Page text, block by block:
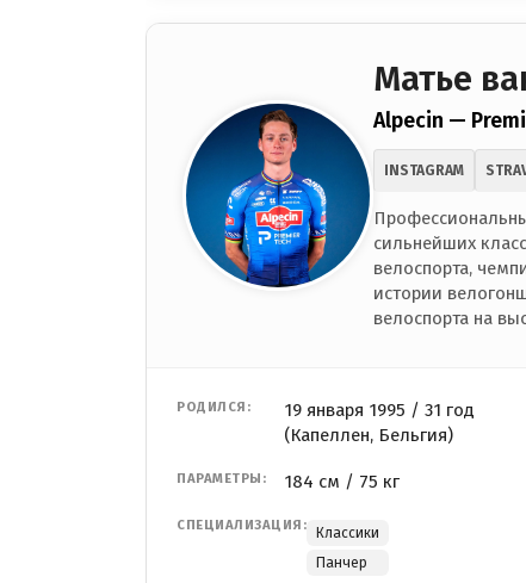
Матье
Alpecin —
INSTAGRAM
сильнейших
велоспорта,
истории
велоспорта на
РОДИЛСЯ:
19 января 1995 / 31 год
(Капеллен, Бельгия)
ПАРАМЕТРЫ: 184 см / 75 кг
СПЕЦИАЛИЗАЦИЯ:
Классики
Панчер